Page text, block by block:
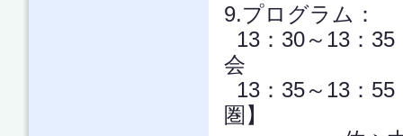
9.プログラム：
13：30～13：
会
13：35～13：
圏】